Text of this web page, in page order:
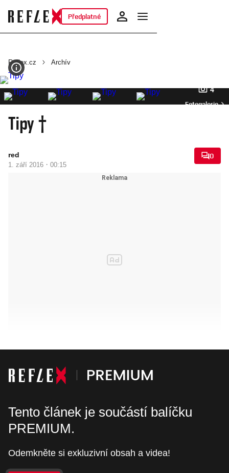
Předplatné
Reflex.cz Archív
4
Fotogalerie
Tipy †
red
1. září 2016 · 00:15
0
Tento článek je součástí balíčku
PREMIUM.
Odemkněte si exkluzivní obsah a videa!